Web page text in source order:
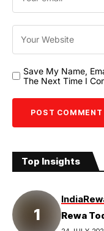
Save My Name,
The Next Time I
Top Insights
India
Rewa